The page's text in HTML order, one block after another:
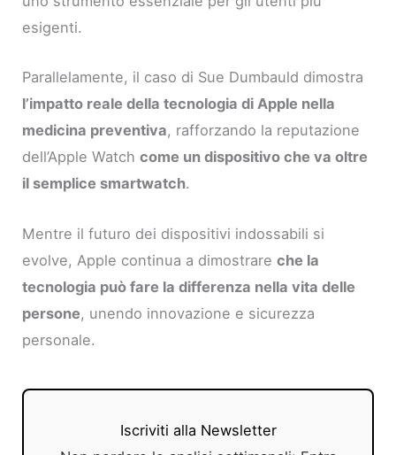
esigenti.
Parallelamente, il caso di Sue Dumbauld dimostra
l’impatto reale della tecnologia di Apple nella
medicina preventiva, rafforzando la reputazione
dell’Apple Watchcome un dispositivo che va oltre
il semplice smartwatch.
Mentre il futuro dei dispositivi indossabili si
evolve, Apple continua a dimostrareche la
tecnologia può fare la differenza nella vita delle
persone, unendo innovazione e sicurezza
personale.
Iscriviti alla Newsletter